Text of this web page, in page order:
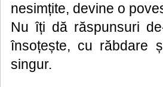
nesimțite, devine o
Nu îți dă răspunsuri
însoțește, cu răbdare
singur.